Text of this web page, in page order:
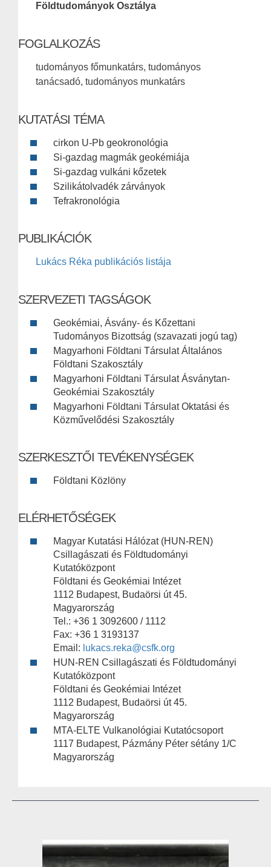
Földtudományok Osztálya
FOGLALKOZÁS
tudományos főmunkatárs, tudományos
tanácsadó, tudományos munkatárs
KUTATÁSI TÉMA
cirkon U-Pb geokronológia
Si-gazdag magmák geokémiája
Si-gazdag vulkáni kőzetek
Szilikátolvadék zárványok
Tefrakronológia
PUBLIKÁCIÓK
Lukács Réka publikációs listája
SZERVEZETI TAGSÁGOK
Geokémiai, Ásvány- és Kőzettani
Tudományos Bizottság (szavazati jogú tag)
Magyarhoni Földtani Társulat Általános
Földtani Szakosztály
Magyarhoni Földtani Társulat Ásványtan-
Geokémiai Szakosztály
Magyarhoni Földtani Társulat Oktatási és
Közművelődési Szakosztály
SZERKESZTŐI TEVÉKENYSÉGEK
Földtani Közlöny
ELÉRHETŐSÉGEK
Magyar Kutatási Hálózat (HUN-REN)
Csillagászati és Földtudományi
Kutatóközpont
Földtani és Geokémiai Intézet
1112 Budapest, Budaörsi út 45.
Magyarország
Tel.: +36 1 3092600 / 1112
Fax: +36 1 3193137
Email: lukacs.reka@csfk.org
HUN-REN Csillagászati és Földtudományi
Kutatóközpont
Földtani és Geokémiai Intézet
1112 Budapest, Budaörsi út 45.
Magyarország
MTA-ELTE Vulkanológiai Kutatócsoport
1117 Budapest, Pázmány Péter sétány 1/C
Magyarország